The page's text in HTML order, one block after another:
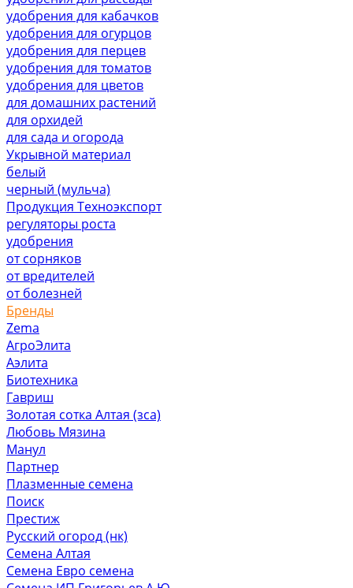
удобрения для кабачков
удобрения для огурцов
удобрения для перцев
удобрения для томатов
удобрения для цветов
для домашних растений
для орхидей
для сада и огорода
Укрывной материал
белый
черный (мульча)
Продукция Техноэкспорт
регуляторы роста
удобрения
от сорняков
от вредителей
от болезней
Бренды
Zema
АгроЭлита
Аэлита
Биотехника
Гавриш
Золотая сотка Алтая (зса)
Любовь Мязина
Манул
Партнер
Плазменные семена
Поиск
Престиж
Русский огород (нк)
Семена Алтая
Семена Евро семена